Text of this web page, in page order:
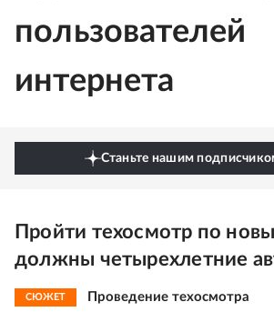
пользователей
интернета
Станьте нашим
Пройти техосмотр по
должны четырехлетние
СЮЖЕТ Проведение техосмотра